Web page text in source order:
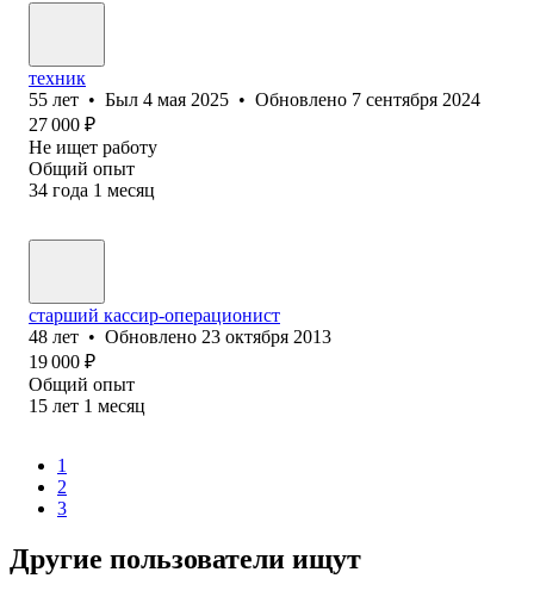
техник
55 лет • Был 4 мая 2025 • Обновлено 7 сентября 2024
27 000 ₽
Не ищет работу
Общий опыт
34 года 1 месяц
старший кассир-операционист
48 лет • Обновлено 23 октября 2013
19 000 ₽
Общий опыт
15 лет 1 месяц
1
2
3
Другие пользователи ищут